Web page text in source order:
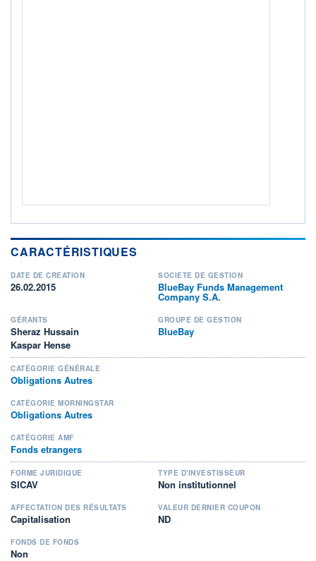
CARACTÉRISTIQUES
DATE DE CRÉATION
26.02.2015
SOCIÉTÉ DE GESTION
BlueBay Funds Management
Company S.A.
GÉRANTS
Sheraz Hussain
Kaspar Hense
GROUPE DE GESTION
BlueBay
CATÉGORIE GÉNÉRALE
Obligations Autres
CATÉGORIE MORNINGSTAR
Obligations Autres
CATÉGORIE AMF
Fonds etrangers
FORME JURIDIQUE
SICAV
TYPE D'INVESTISSEUR
Non institutionnel
AFFECTATION DES RÉSULTATS
Capitalisation
VALEUR DERNIER COUPON
ND
FONDS DE FONDS
Non